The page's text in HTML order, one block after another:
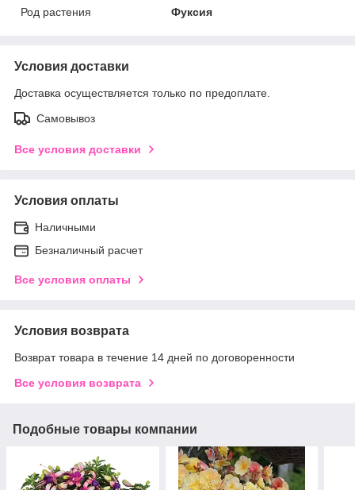
Род растения
Фуксия
Условия доставки
Доставка осуществляется только по предоплате.
Самовывоз
Все условия доставки
Условия оплаты
Наличными
Безналичный расчет
Все условия оплаты
Условия возврата
Возврат товара в течение 14 дней по договоренности
Все условия возврата
Подобные товары компании